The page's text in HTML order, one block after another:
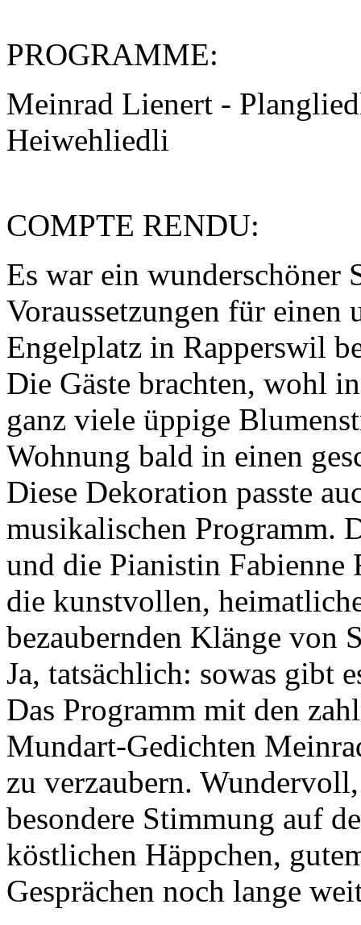
PROGRAMME:
Meinrad Lienert -
Heiwehliedli
COMPTE RENDU:
Es war ein wunderschöner
Voraussetzungen für einen
Engelplatz in Rapperswil
Die Gäste brachten, wohl
ganz viele üppige
Wohnung bald in einen
Diese Dekoration passte
musikalischen Programm.
und die Pianistin Fabienne
die kunstvollen,
bezaubernden Klänge von
Ja, tatsächlich: sowas gibt
Das Programm mit den
Mundart-Gedichten
zu verzaubern.
besondere Stimmung auf
köstlichen Häppchen,
Gesprächen noch lange